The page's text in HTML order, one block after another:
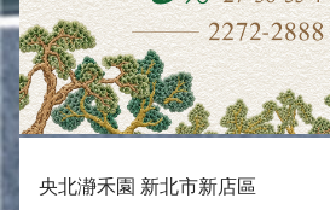
央北瀞禾園 新北市新店區